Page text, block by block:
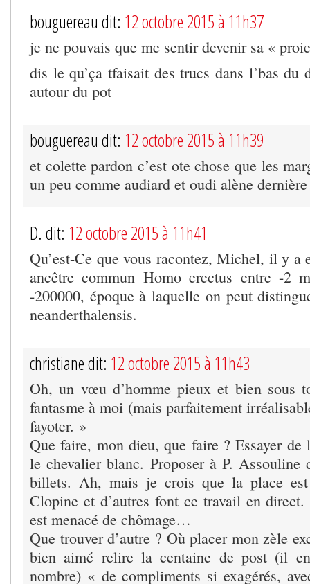
bouguereau dit: 12 octobre 2015 à 11h37
je ne pouvais que me sentir devenir sa «
dis le qu’ça tfaisait des trucs dans l’bas du
autour du pot
bouguereau dit: 12 octobre 2015 à 11h39
et colette pardon c’est ote chose que les
un peu comme audiard et oudi alène
D. dit: 12 octobre 2015 à 11h41
Qu’est-Ce que vous racontez, Michel, il y a
ancêtre commun Homo erectus entre -2
-200000, époque à laquelle on peut
neanderthalensis.
christiane dit: 12 octobre 2015 à 11h43
Oh, un vœu d’homme pieux et bien sous
fantasme à moi (mais parfaitement
fayoter. »
Que faire, mon dieu, que faire ? Essayer de
le chevalier blanc. Proposer à P. Assouline
billets. Ah, mais je crois que la place
Clopine et d’autres font ce travail en
est menacé de chômage…
Que trouver d’autre ? Où placer mon zèle
bien aimé relire la centaine de post (il
nombre) « de compliments si exagérés,